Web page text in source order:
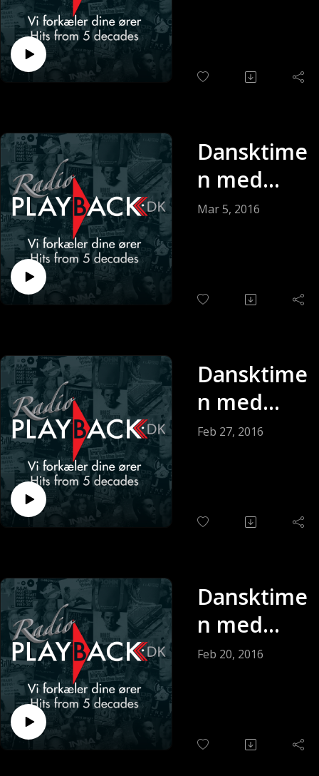
03-2016)
Dansktime
n med
Keldy
03-2016)
Mar 5, 2016
Dansktime
n med
Keldy
02-2016)
Feb 27, 2016
Dansktime
n med
Keldy
02-2016)
Feb 20, 2016